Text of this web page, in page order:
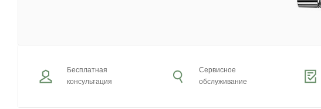
Бесплатная
консультация
Сервисное
обслуживание